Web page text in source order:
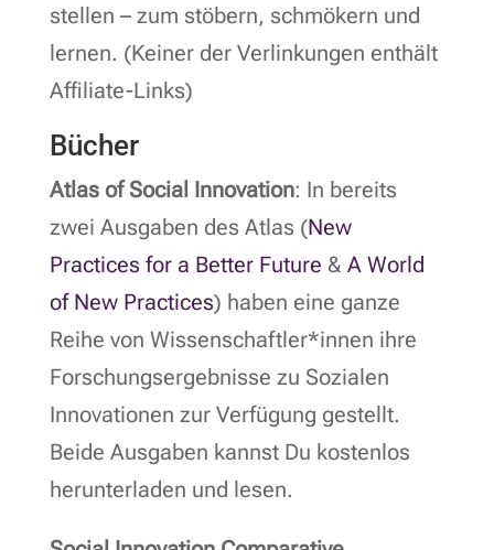
stellen – zum stöbern, schmökern und
lernen. (Keiner der Verlinkungen enthält
Affiliate-Links)
Bücher
Atlas of Social Innovation: In bereits
zwei Ausgaben des Atlas (New
Practices for a Better Future & A World
of New Practices) haben eine ganze
Reihe von Wissenschaftler*innen ihre
Forschungsergebnisse zu Sozialen
Innovationen zur Verfügung gestellt.
Beide Ausgaben kannst Du kostenlos
herunterladen und lesen.